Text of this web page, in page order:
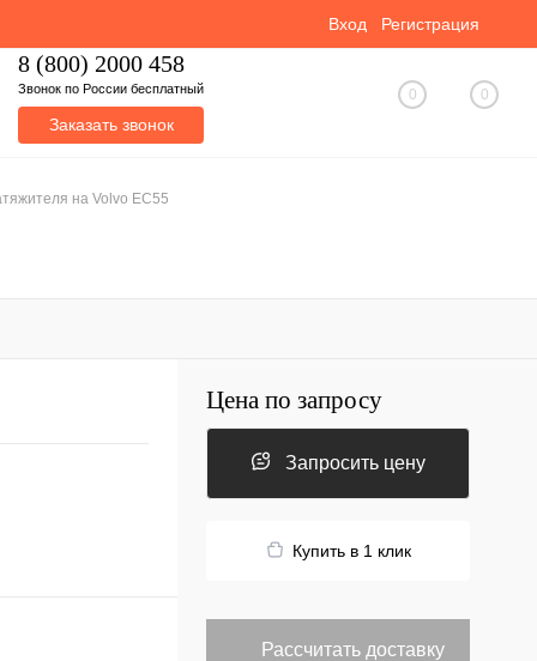
Вход Регистрация
8 (800) 2000 458
Звонок по России бесплатный
Заказать звонок
0 0
на Volvo EC55
Цена по запросу
Запросить цену
Купить в 1 клик
Рассчитать доставку